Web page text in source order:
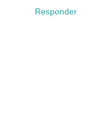
Responder